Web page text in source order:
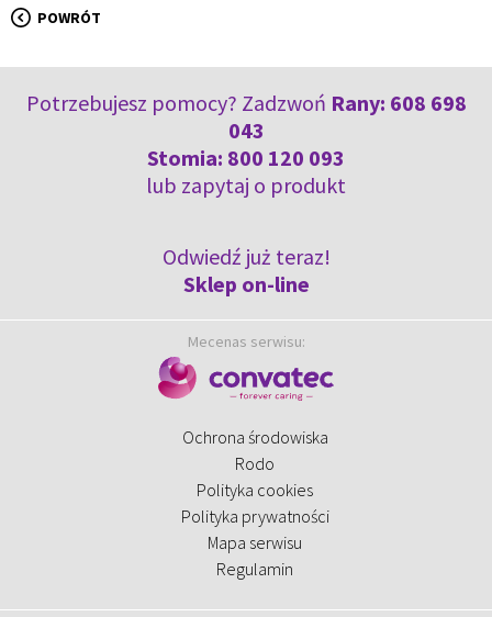
POWRÓT
Potrzebujesz pomocy? Zadzwoń Rany: 608 698
043
Stomia: 800 120 093
lub zapytaj o produkt
Odwiedź już teraz!
Sklep on-line
Mecenas serwisu:
Ochrona środowiska
Rodo
Polityka cookies
Polityka prywatności
Mapa serwisu
Regulamin